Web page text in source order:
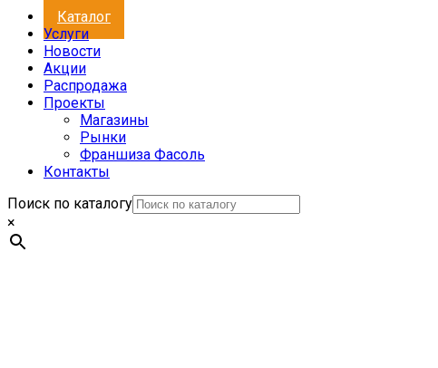
Каталог
Услуги
Новости
Акции
Распродажа
Проекты
Магазины
Рынки
Франшиза Фасоль
Контакты
Поиск по каталогу
×